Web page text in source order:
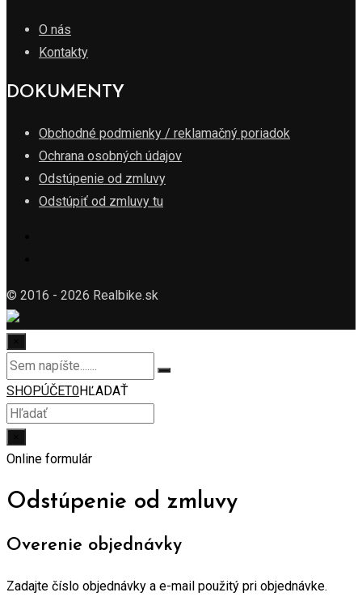
O nás
Kontakty
DOKUMENTY
Obchodné podmienky / reklamačný poriadok
Ochrana osobných údajov
Odstúpenie od zmluvy
Odstúpiť od zmluvy tu
© 2016 - 2026 Realbike.sk
SHOPÚČET0HĽADAŤ
Online formulár
Odstúpenie od zmluvy
Overenie objednávky
Zadajte číslo objednávky a e-mail použitý pri objednávke.